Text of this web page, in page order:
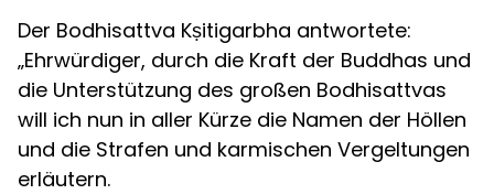
Der Bodhisattva Kṣitigarbha antwortete:
„Ehrwürdiger, durch die Kraft der Buddhas und
die Unterstützung des großen Bodhisattvas
will ich nun in aller Kürze die Namen der Höllen
und die Strafen und karmischen Vergeltungen
erläutern.